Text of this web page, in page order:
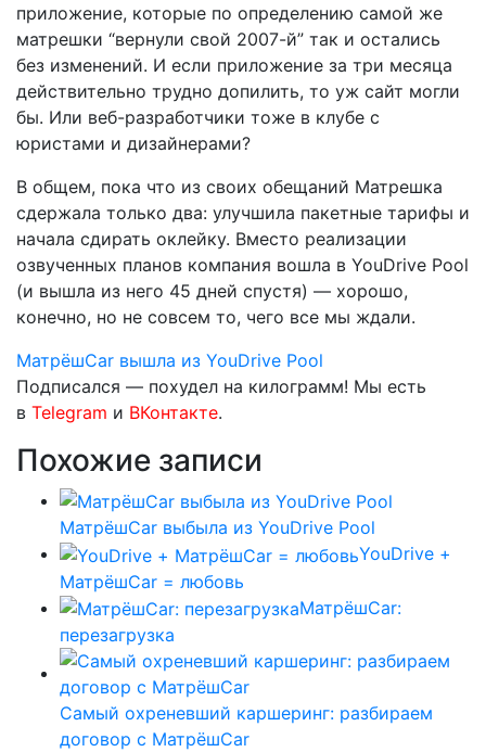
приложение, которые по определению самой же
матрешки “вернули свой 2007-й” так и остались
без изменений. И если приложение за три месяца
действительно трудно допилить, то уж сайт могли
бы. Или веб-разработчики тоже в клубе с
юристами и дизайнерами?
В общем, пока что из своих обещаний Матрешка
сдержала только два: улучшила пакетные тарифы и
начала сдирать оклейку. Вместо реализации
озвученных планов компания вошла в YouDrive Pool
(и вышла из него 45 дней спустя) — хорошо,
конечно, но не совсем то, чего все мы ждали.
МатрёшCar вышла из YouDrive Pool
Подписался — похудел на килограмм! Мы есть
в Telegram и ВКонтакте.
Похожие записи
МатрёшCar выбыла из YouDrive Pool
YouDrive +
МатрёшCar = любовь
МатрёшCar:
перезагрузка
Самый охреневший каршеринг: разбираем
договор с МатрёшCar